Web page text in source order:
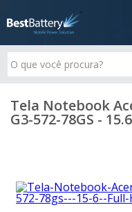
Tela Notebook
G3-572-78GS -